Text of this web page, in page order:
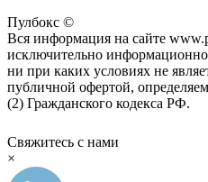
Пулбокс ©
Вся информация на сайте
исключительно
ни при каких условиях не
публичной офертой,
(2) Гражданского кодекса РФ.
Свяжитесь с нами
×